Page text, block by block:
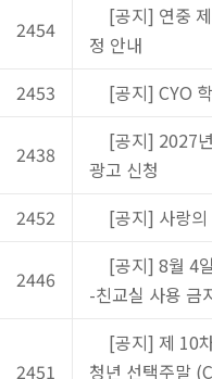
2454
[공지] 연중
정 안내
2453 [공지] CYO
2438
[공지] 2027
광고 신청
2452 [공지] 사랑의
2446
[공지] 8월 4
-친교실 사용 금
2451
[공지] 제 10
청년 선택주말